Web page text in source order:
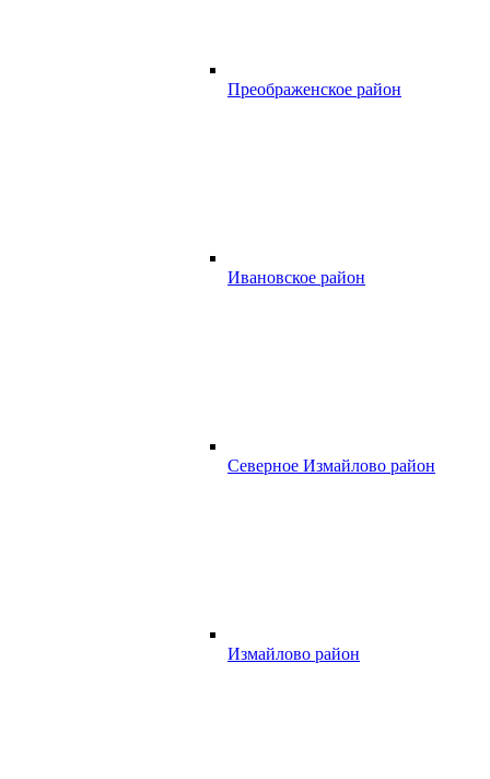
Преображенское район
Ивановское район
Северное Измайлово район
Измайлово район